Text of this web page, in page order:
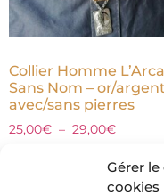
Gérer
cookies
Collier Homme
Sans Nom – or/argent
avec/sans pierres
25,00€ – 29,00€
Choix des options